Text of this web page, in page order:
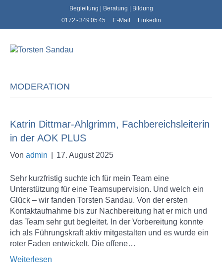
Begleitung | Beratung | Bildung
0172 - 349 05 45
E-Mail Linkedin
a
o
MODERATION
Katrin Dittmar-Ahlgrimm, Fachbereichsleiterin
in der AOK PLUS
Von admin 17. August 2025
Sehr kurzfristig suchte ich für mein Team eine
Unterstützung für eine Teamsupervision. Und welch ein
Glück – wir fanden Torsten Sandau. Von der ersten
Kontaktaufnahme bis zur Nachbereitung hat er mich und
das Team sehr gut begleitet. In der Vorbereitung konnte
ich als Führungskraft aktiv mitgestalten und es wurde ein
roter Faden entwickelt. Die offene…
Weiterlesen